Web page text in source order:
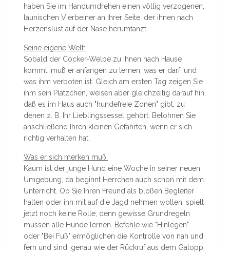
haben Sie im Handumdrehen einen völlig verzogenen,
launischen Vierbeiner an ihrer Seite, der ihnen nach
Herzenslust auf der Nase herumtanzt.
Seine eigene Welt:
Sobald der Cocker-Welpe zu Ihnen nach Hause
kommt, muß er anfangen zu lernen, was er darf, und
was ihm verboten ist. Gleich am ersten Tag zeigen Sie
ihm sein Plätzchen, weisen aber gleichzeitig darauf hin,
daß es im Haus auch "hundefreie Zonen" gibt, zu
denen z. B. Ihr Lieblingssessel gehört. Belohnen Sie
anschließend Ihren kleinen Gefährten, wenn er sich
richtig verhalten hat.
Was er sich merken muß:
Kaum ist der junge Hund eine Woche in seiner neuen
Umgebung, da beginnt Herrchen auch schon mit dem
Unterricht. Ob Sie Ihren Freund als bloßen Begleiter
halten oder ihn mit auf die Jagd nehmen wollen, spielt
jetzt noch keine Rolle, denn gewisse Grundregeln
müssen alle Hunde lernen. Befehle wie "Hinlegen"
oder "Bei Fuß" ermöglichen die Kontrolle von nah und
fern und sind, genau wie der Rückruf aus dem Galopp,